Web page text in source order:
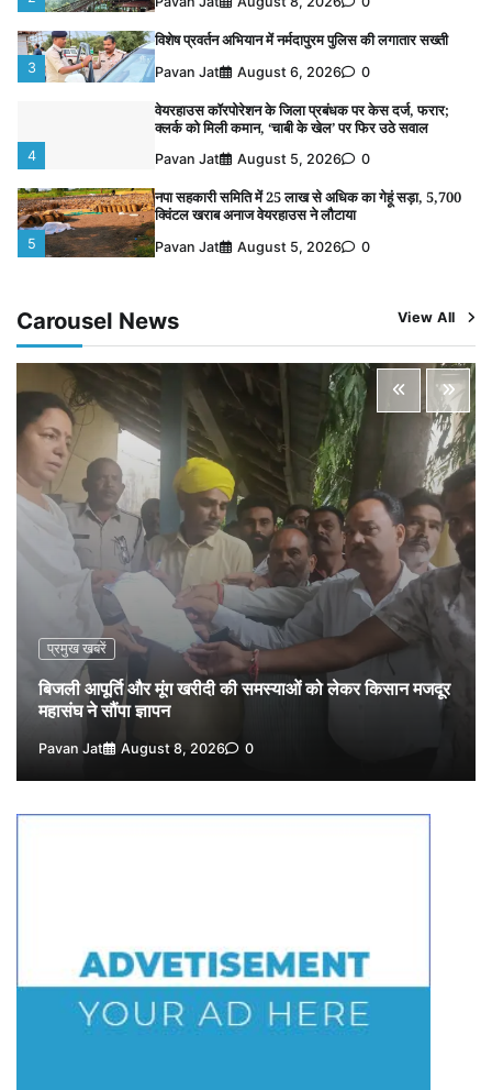
4
क्लर्क को मिली कमान, ‘चाबी के खेल’ पर फिर उठे सवाल
Pavan Jat August 5, 2026 0
5
नपा सहकारी समिति में 25 लाख से अधिक का गेहूं सड़ा, 5,700
क्विंटल खराब अनाज वेयरहाउस ने लौटाया
Pavan Jat August 5, 2026 0
1
बिजली आपूर्ति और मूंग खरीदी की समस्याओं को लेकर किसान
मजदूर महासंघ ने सौंपा ज्ञापन
Pavan Jat August 8, 2026 0
2
पहुंचने का अनुमान
3
विशेष प्रवर्तन अभियान में नर्मदापुरम पुलिस की लगातार सख्ती
Pavan Jat August 6, 2026 0
4
वेयरहाउस कॉरपोरेशन के जिला प्रबंधक पर केस दर्ज, फरार;
क्लर्क को मिली कमान, ‘चाबी के खेल’ पर फिर उठे सवाल
Pavan Jat August 5, 2026 0
नपा सहकारी समिति में 25 लाख से अधिक का गेहूं सड़ा, 5,700
क्विंटल खराब अनाज वेयरहाउस ने लौटाया
Pavan Jat August 5, 2026 0
Carousel News View All
प्रमुख खबरें
बिजली आपूर्ति और मूंग खरीदी की समस्याओं को लेकर किसान मजदूर
महासंघ ने सौंपा ज्ञापन
Pavan Jat August 8, 2026 0